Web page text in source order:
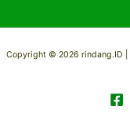
Copyright © 2026 rindang.ID |